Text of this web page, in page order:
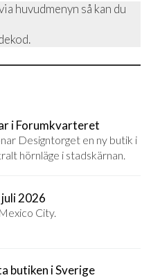
huvudmenyn så kan du
i Forumkvarteret
Designtorget en ny butik i
hörnläge i stadskärnan.
2026
City.
butiken i Sverige